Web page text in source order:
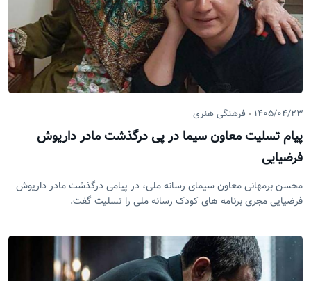
۱۴۰۵/۰۴/۲۳ فرهنگی هنری
پیام تسلیت معاون سیما در پی درگذشت مادر داریوش
فرضیایی
محسن برمهانی معاون سیمای رسانه ملی، در پیامی درگذشت مادر داریوش
فرضیایی مجری برنامه های کودک رسانه ملی را تسلیت گفت.